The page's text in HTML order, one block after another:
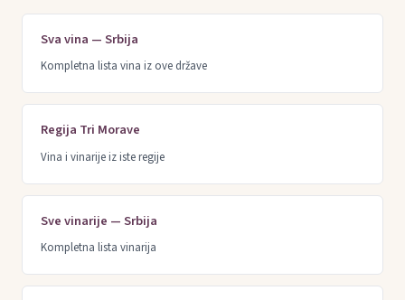
Sva vina — Srbija
Kompletna lista vina iz ove države
Regija Tri Morave
Vina i vinarije iz iste regije
Sve vinarije — Srbija
Kompletna lista vinarija